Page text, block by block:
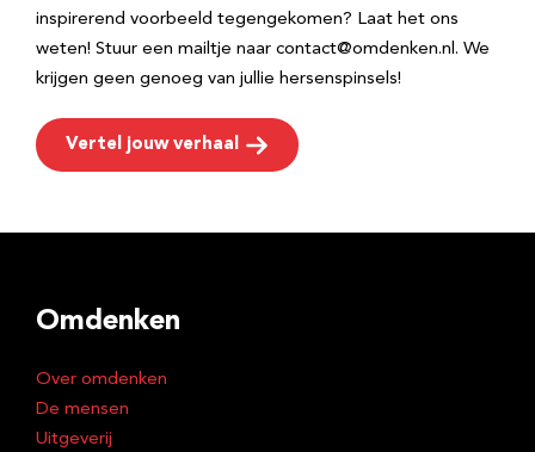
inspirerend voorbeeld tegengekomen? Laat het ons
weten! Stuur een mailtje naar contact@omdenken.nl. We
krijgen geen genoeg van jullie hersenspinsels!
Vertel jouw verhaal
Omdenken
Over omdenken
De mensen
Uitgeverij